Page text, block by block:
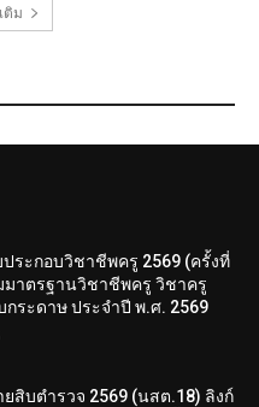
ติม
ระกอบวิชาชีพครู 2569 (ครั้งที่
มาตรฐานวิชาชีพครู วิชาครู
กระดาษ ประจำปี พ.ศ. 2569
สิบตำรวจ 2569 (นสต.18) ลิงก์